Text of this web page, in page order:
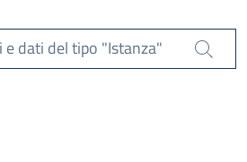
e dati del tipo "Istanza"
Cerca